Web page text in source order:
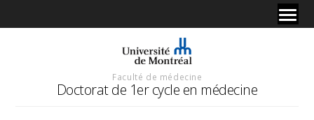
Faculté de médecine
Doctorat de 1er cycle en médecine